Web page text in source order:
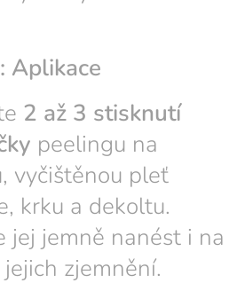
Aplikace
2 až 3 stisknutí
peelingu na
vyčištěnou pleť
krku a dekoltu.
jej jemně nanést i na
zjemnění.